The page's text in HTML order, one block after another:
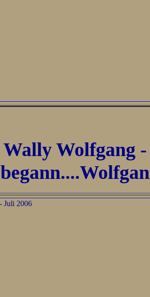
Wally Wolfgang